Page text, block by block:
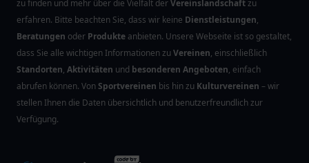
zu finden und mehr über die Vielfalt derVereinslandschaftzu
erfahren. Bitte beachten Sie, dass wir keine Dienstleistungen,
Beratungen oder Produkte anbieten. Unsere Webseite ist so gestaltet,
dass Sie alle wichtigen Informationen zu Vereinen, einschließlich
Standorten, Aktivitäten und besonderen Angeboten, einfach
abrufen können. VonSportvereinen bis hin zu Kulturvereinen – wir
stellen Ihnen die Daten übersichtlich und benutzerfreundlich zur
Verfügung.